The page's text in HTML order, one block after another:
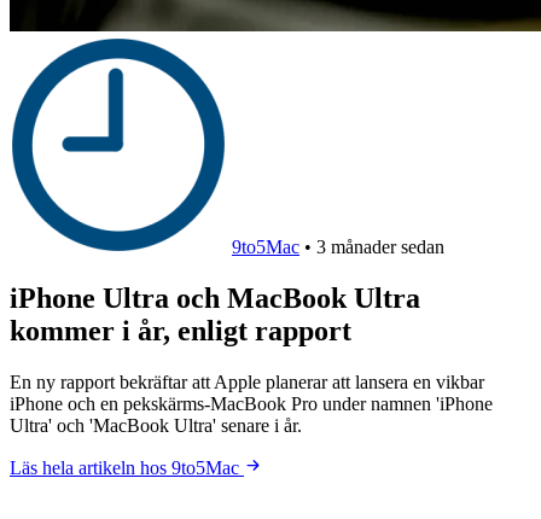
9to5Mac • 3 månader sedan
iPhone Ultra och MacBook Ultra
kommer i år, enligt rapport
En ny rapport bekräftar att Apple planerar att lansera en vikbar
iPhone och en pekskärms-MacBook Pro under namnen 'iPhone
Ultra' och 'MacBook Ultra' senare i år.
Läs hela artikeln hos 9to5Mac